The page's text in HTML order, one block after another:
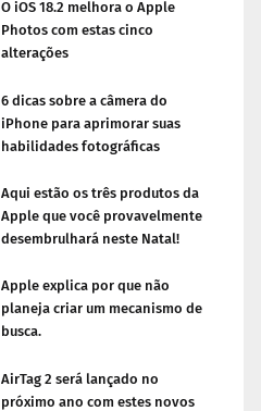
O iOS 18.2 melhora o Apple
Photos com estas cinco
alterações
6 dicas sobre a câmera do
iPhone para aprimorar suas
habilidades fotográficas
Aqui estão os três produtos da
Apple que você provavelmente
desembrulhará neste Natal!
Apple explica por que não
planeja criar um mecanismo de
busca.
AirTag 2 será lançado no
próximo ano com estes novos